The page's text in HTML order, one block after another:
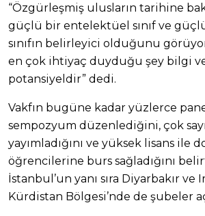
“Özgürleşmiş ulusların tarihine
güçlü bir entelektüel sınıf ve
sınıfın belirleyici olduğunu
en çok ihtiyaç duyduğu şey bilgi
potansiyeldir” dedi.
Vakfın bugüne kadar yüzlerce
sempozyum düzenlediğini, çok
yayımladığını ve yüksek lisans ile
öğrencilerine burs sağladığını
İstanbul’un yanı sıra Diyarbakır ve
Kürdistan Bölgesi’nde de şubeler